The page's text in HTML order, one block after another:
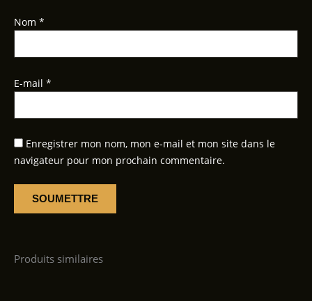
Nom *
E-mail *
Enregistrer mon nom, mon e-mail et mon site dans le
navigateur pour mon prochain commentaire.
Produits similaires